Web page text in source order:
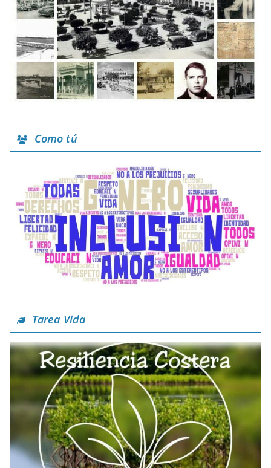
Como tú
Tarea Vida